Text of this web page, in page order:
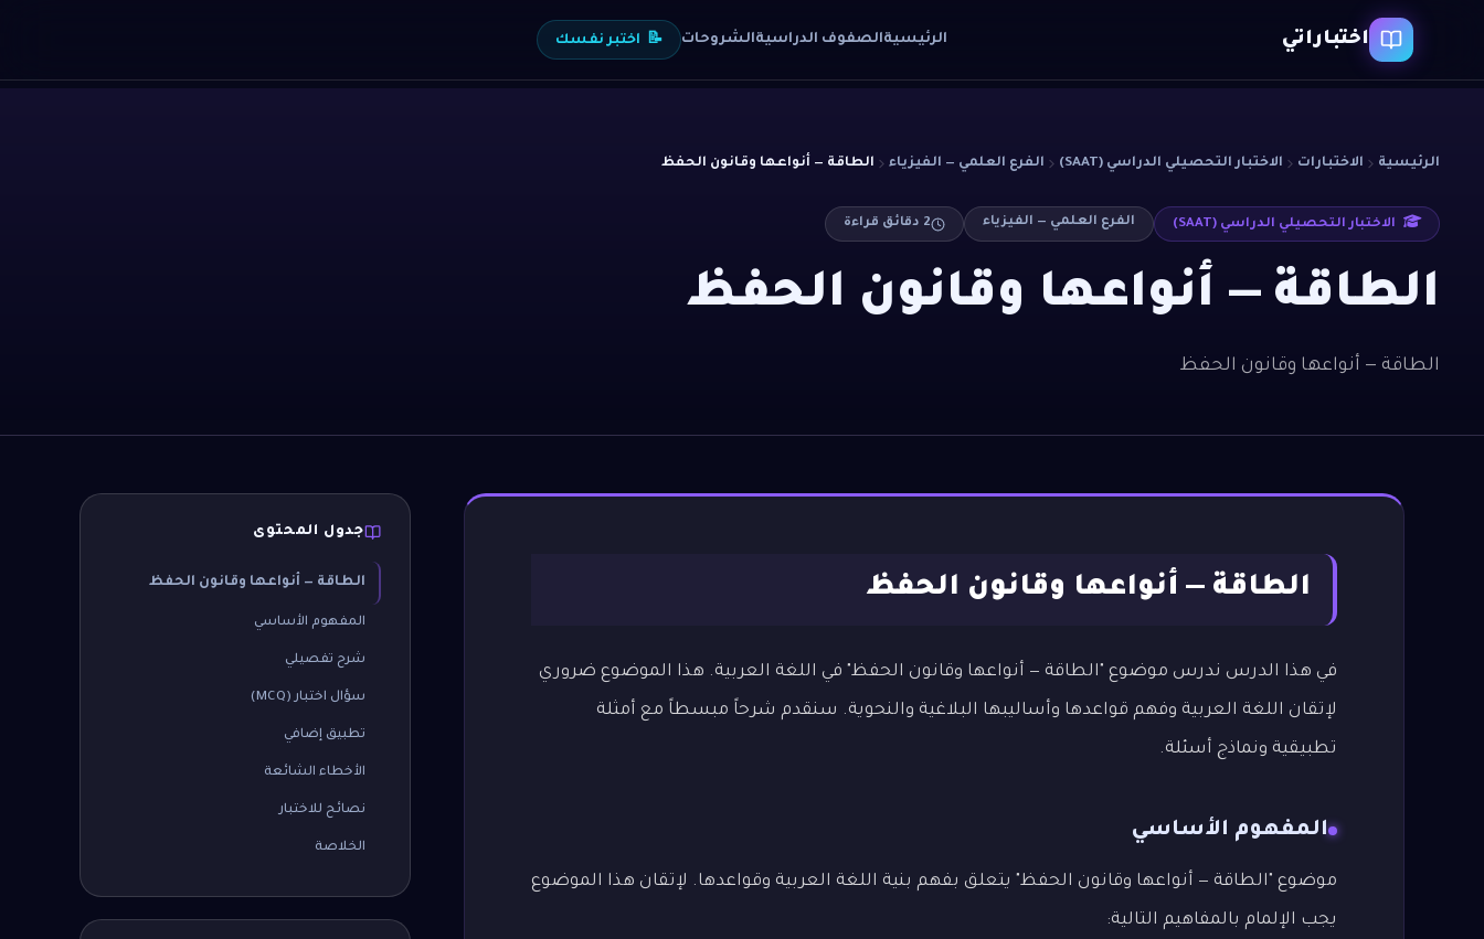
اختباراتي الرئيسيةالصفوف الدراسيةالشروحات 📝 اختبر نفسك
الرئيسية الاختبارات الاختبار التحصيلي الدراسي (SAAT) الفرع العلمي — الفيزياء الطاقة — أنواعها وقانون الحفظ
الاختبار التحصيلي الدراسي (SAAT) الفرع العلمي — الفيزياء 2 دقائق قراءة
الطاقة — أنواعها وقانون الحفظ
الطاقة — أنواعها وقانون الحفظ
الطاقة — أنواعها وقانون الحفظ
في هذا الدرس ندرس موضوع "الطاقة — أنواعها وقانون الحفظ" في اللغة العربية. هذا الموضوع ضروري
لإتقان اللغة العربية وفهم قواعدها وأساليبها البلاغية والنحوية. سنقدم شرحاً مبسطاً مع أمثلة
تطبيقية ونماذج أسئلة.
المفهوم الأساسي
موضوع "الطاقة — أنواعها وقانون الحفظ" يتعلق بفهم بنية اللغة العربية وقواعدها. لإتقان هذا الموضوع
يجب الإلمام بالمفاهيم التالية:
جدول المحتوى
الطاقة — أنواعها وقانون الحفظ
المفهوم الأساسي
شرح تفصيلي
سؤال اختبار (MCQ)
تطبيق إضافي
الأخطاء الشائعة
نصائح للاختبار
الخلاصة